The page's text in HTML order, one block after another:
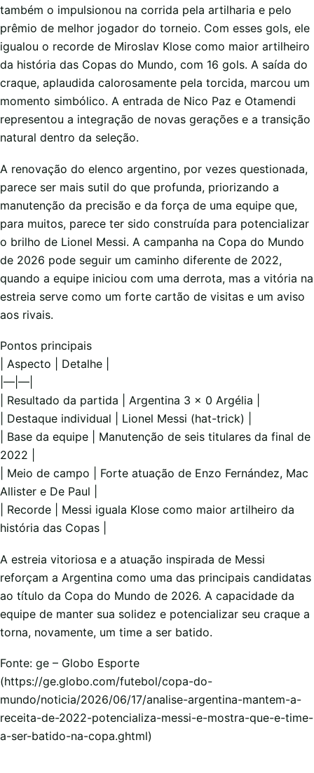
também o impulsionou na corrida pela artilharia e pelo
prêmio de melhor jogador do torneio. Com esses gols, ele
igualou o recorde de Miroslav Klose como maior artilheiro
da história das Copas do Mundo, com 16 gols. A saída do
craque, aplaudida calorosamente pela torcida, marcou um
momento simbólico. A entrada de Nico Paz e Otamendi
representou a integração de novas gerações e a transição
natural dentro da seleção.
A renovação do elenco argentino, por vezes questionada,
parece ser mais sutil do que profunda, priorizando a
manutenção da precisão e da força de uma equipe que,
para muitos, parece ter sido construída para potencializar
o brilho de Lionel Messi. A campanha na Copa do Mundo
de 2026 pode seguir um caminho diferente de 2022,
quando a equipe iniciou com uma derrota, mas a vitória na
estreia serve como um forte cartão de visitas e um aviso
aos rivais.
Pontos principais
| Aspecto | Detalhe |
|—|—|
| Resultado da partida | Argentina 3 x 0 Argélia |
| Destaque individual | Lionel Messi (hat-trick) |
| Base da equipe | Manutenção de seis titulares da final de
2022 |
| Meio de campo | Forte atuação de Enzo Fernández, Mac
Allister e De Paul |
| Recorde | Messi iguala Klose como maior artilheiro da
história das Copas |
A estreia vitoriosa e a atuação inspirada de Messi
reforçam a Argentina como uma das principais candidatas
ao título da Copa do Mundo de 2026. A capacidade da
equipe de manter sua solidez e potencializar seu craque a
torna, novamente, um time a ser batido.
Fonte: ge – Globo Esporte
(https://ge.globo.com/futebol/copa-do-
mundo/noticia/2026/06/17/analise-argentina-mantem-a-
receita-de-2022-potencializa-messi-e-mostra-que-e-time-
a-ser-batido-na-copa.ghtml)